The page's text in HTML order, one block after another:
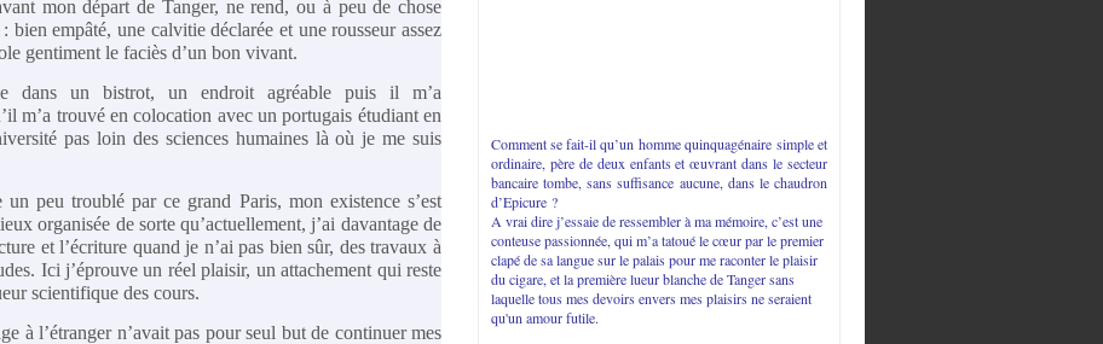
mon départ de Tanger, ne rend, ou à peu de chose
bien empâté, une calvitie déclarée et une rousseur assez
gentiment le faciès d’un bon vivant.
dans un bistrot, un endroit agréable puis il m’a
m’a trouvé en colocation avec un portugais étudiant en
pas loin des sciences humaines là où je me suis
peu troublé par ce grand Paris, mon existence s’est
organisée de sorte qu’actuellement, j’ai davantage de
et l’écriture quand je n’ai pas bien sûr, des travaux à
Ici j’éprouve un réel plaisir, un attachement qui reste
scientifique des cours.
à l’étranger n’avait pas pour seul but de continuer mes
Comment se fait-il qu’un homme quinquagénaire simple et
ordinaire, père de deux enfants et œuvrant dans le secteur
bancaire tombe, sans suffisance aucune, dans le chaudron
d’Epicure ?
A vrai dire j’essaie de ressembler à ma mémoire, c’est une
conteuse passionnée, qui m’a tatoué le cœur par le premier
clapé de sa langue sur le palais pour me raconter le plaisir
du cigare, et la première lueur blanche de Tanger sans
laquelle tous mes devoirs envers mes plaisirs ne seraient
qu'un amour futile.